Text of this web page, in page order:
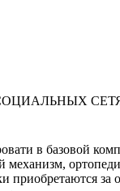
в базовой
приобретаются за